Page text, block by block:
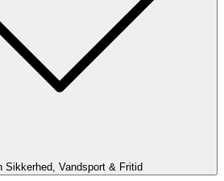
Sikkerhed, Vandsport & Fritid